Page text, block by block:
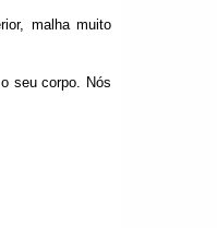
malha muito
seu corpo. Nós